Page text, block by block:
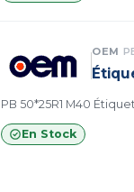
OEM
PB 50*25R1 M40
En Stock